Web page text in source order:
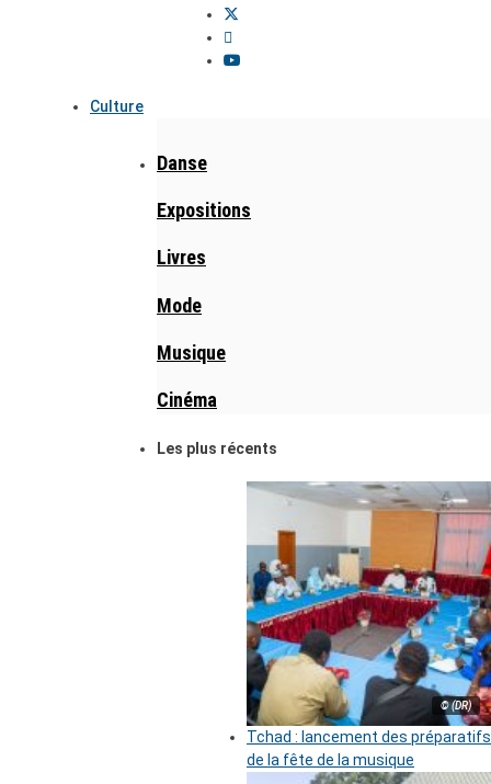
Culture
Danse
Expositions
Livres
Mode
Musique
Cinéma
Les plus récents
© (DR)
Tchad : lancement des préparatifs
de la fête de la musique